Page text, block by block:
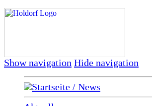
Show navigation Hide navigation
Startseite / News